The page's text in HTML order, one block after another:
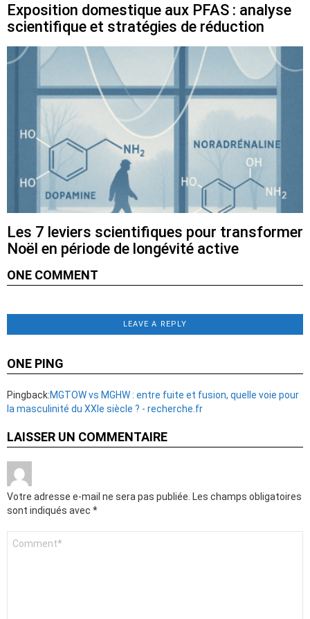
Exposition domestique aux PFAS : analyse
scientifique et stratégies de réduction
Les 7 leviers scientifiques pour transformer
Noël en période de longévité active
ONE COMMENT
LEAVE A REPLY
ONE PING
Pingback:MGTOW vs MGHW : entre fuite et fusion, quelle voie pour
la masculinité du XXIe siècle ? - recherche.fr
LAISSER UN COMMENTAIRE
Votre adresse e-mail ne sera pas publiée. Les champs obligatoires
sont indiqués avec *